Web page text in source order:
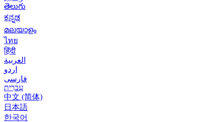
తెలుగు
ಕನ್ನಡ
മലയാളം
ไทย
हिंदी
العربية
اردو
فارسی
עִברִית
中文 (简体)
日本語
한국어